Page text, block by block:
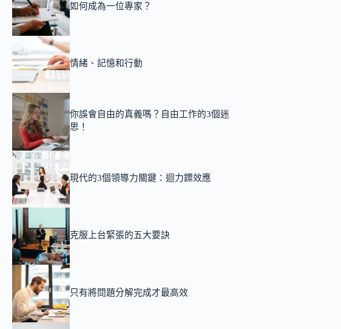
如何成為一位專家？
情緒、記憶和行動
你誤會自由的真義嗎？自由工作的3個迷
思！
現代的3個領導力關鍵：迴力鏢效應
克服上台緊張的五大要訣
只有將問題分解完成才最高效